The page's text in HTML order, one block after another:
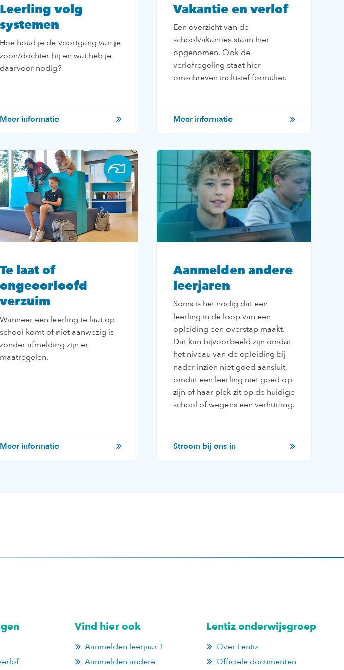
Leerling volg
systemen
Hoe houd je de voortgang van je
zoon/dochter bij en wat heb je
daarvoor nodig?
Meer informatie
Vakantie en verlof
Een overzicht van de
schoolvakanties staan hier
opgenomen. Ook de
verlofregeling staat hier
omschreven inclusief formulier.
Meer informatie
Te laat of
ongeoorloofd
verzuim
Wanneer een leerling te laat op
school komt of niet aanwezig is
zonder afmelding zijn er
maatregelen.
Meer informatie
Aanmelden andere
leerjaren
Soms is het nodig dat een
leerling in de loop van een
opleiding een overstap maakt.
Dat kan bijvoorbeeld zijn omdat
het niveau van de opleiding bij
nader inzien niet goed aansluit,
omdat een leerling niet goed op
zijn of haar plek zit op de huidige
school of wegens een verhuizing.
Stroom bij ons in
Vind hier ook
Aanmelden leerjaar 1
Aanmelden andere
Lentiz onderwijsgroep
Over Lentiz
Officiële documenten